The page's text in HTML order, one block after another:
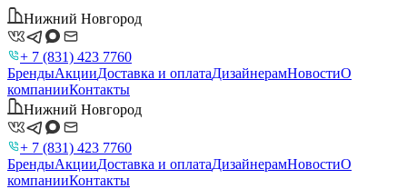
Нижний Новгород
+ 7 (831) 423 7760
БрендыАкцииДоставка и оплатаДизайнерамНовостиО
компанииКонтакты
Нижний Новгород
+ 7 (831) 423 7760
БрендыАкцииДоставка и оплатаДизайнерамНовостиО
компанииКонтакты